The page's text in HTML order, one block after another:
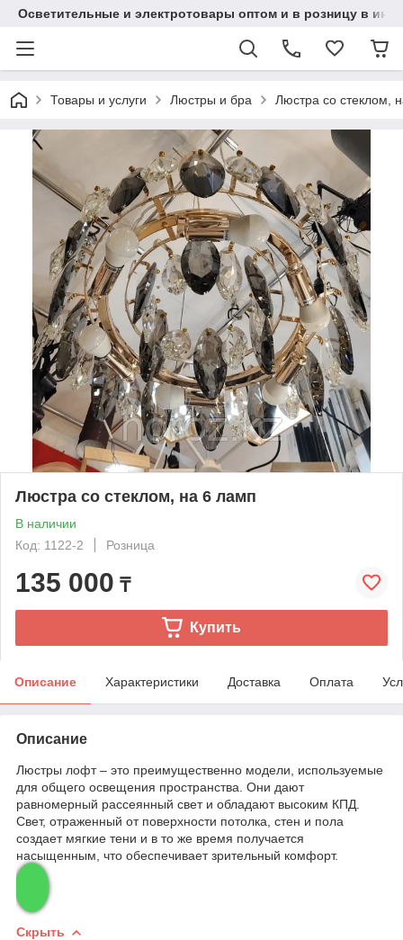
Осветительные и электротовары оптом и в розницу в
Товары и услуги Люстры и бра Люстра со стеклом,
Люстра со стеклом, на 6 ламп
В наличии
Код: 1122-2
Розница
135 000 ₸
Купить
Описание Характеристики Доставка Оплата
Описание
Люстры лофт – это преимущественно модели, используемые
для общего освещения пространства. Они дают
равномерный рассеянный свет и обладают высоким КПД.
Свет, отраженный от поверхности потолка, стен и пола
создает мягкие тени и в то же время получается
насыщенным, что обеспечивает зрительный комфорт.
Скрыть